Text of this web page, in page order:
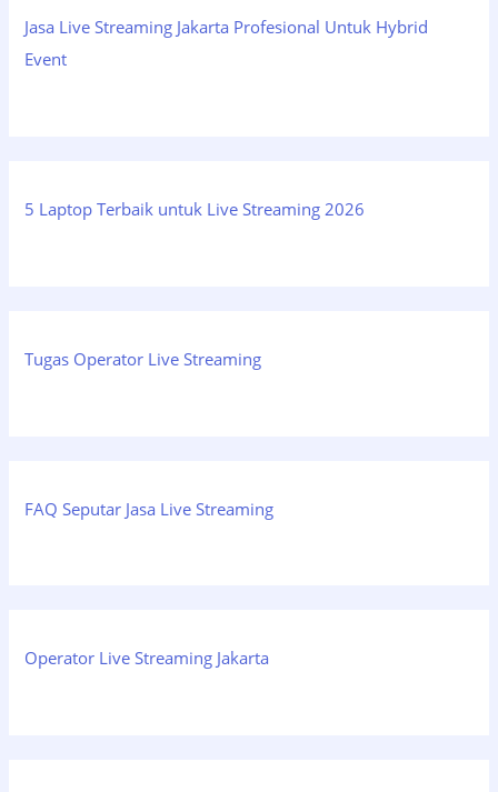
Jasa Live Streaming Jakarta Profesional Untuk Hybrid
Event
5 Laptop Terbaik untuk Live Streaming 2026
Tugas Operator Live Streaming
FAQ Seputar Jasa Live Streaming
Operator Live Streaming Jakarta